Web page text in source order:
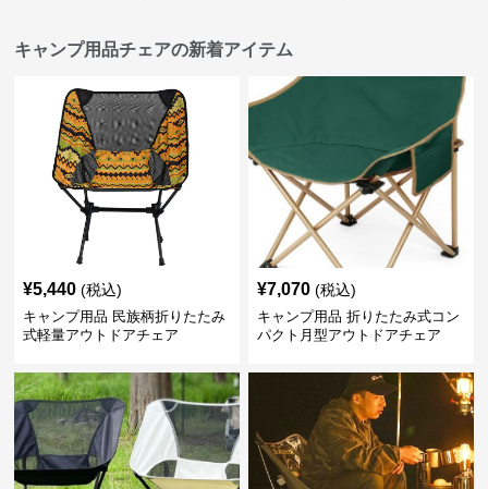
キャンプ用品チェアの新着アイテム
¥5,440 (税込)
キャンプ用品 民族柄折りたたみ
式軽量アウトドアチェア
¥7,070 (税込)
キャンプ用品 折りたたみ式コン
パクト月型アウトドアチェア